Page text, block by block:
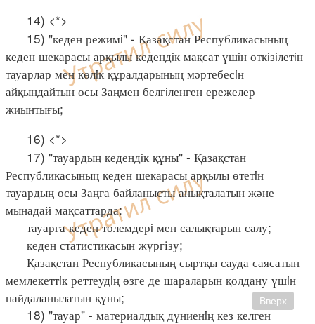
14) <*>
15) "кеден режимi" - Қазақстан Республикасының
кеден шекарасы арқылы кедендiк мақсат үшiн өткiзiлетiн
тауарлар мен көлiк құралдарының мәртебесiн
айқындайтын осы Заңмен белгiленген ережелер
жиынтығы;
16) <*>
17) "тауардың кедендiк құны" - Қазақстан
Республикасының кеден шекарасы арқылы өтетiн
тауардың осы Заңға байланысты анықталатын және
мынадай мақсаттарда:
тауарға кеден төлемдерi мен салықтарын салу;
кеден статистикасын жүргізу;
Қазақстан Республикасының сыртқы сауда саясатын
мемлекеттiк реттеудiң өзге де шараларын қолдану үшiн
пайдаланылатын құны;
18) "тауар" - материалдық дүниенiң кез келген
Вверх